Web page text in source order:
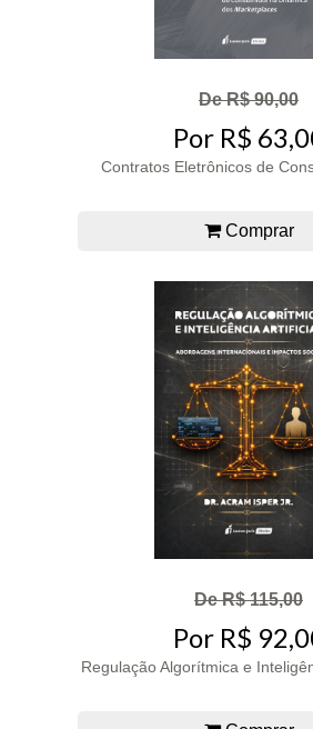
De R$ 90,00
Por R$
Contratos Eletrônicos de
Comprar
De R$ 115,00
Por R$
Regulação Algorítmica e